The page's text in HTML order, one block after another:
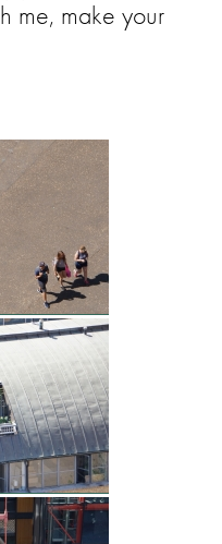
me, make your